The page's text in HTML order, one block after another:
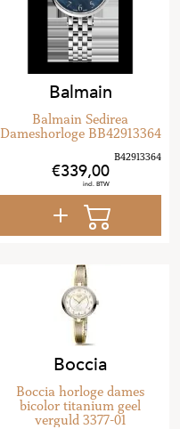
Balmain
Balmain Sedirea
Dameshorloge BB42913364
339,00
Boccia
Boccia horloge dames
bicolor titanium geel
verguld 3377-01